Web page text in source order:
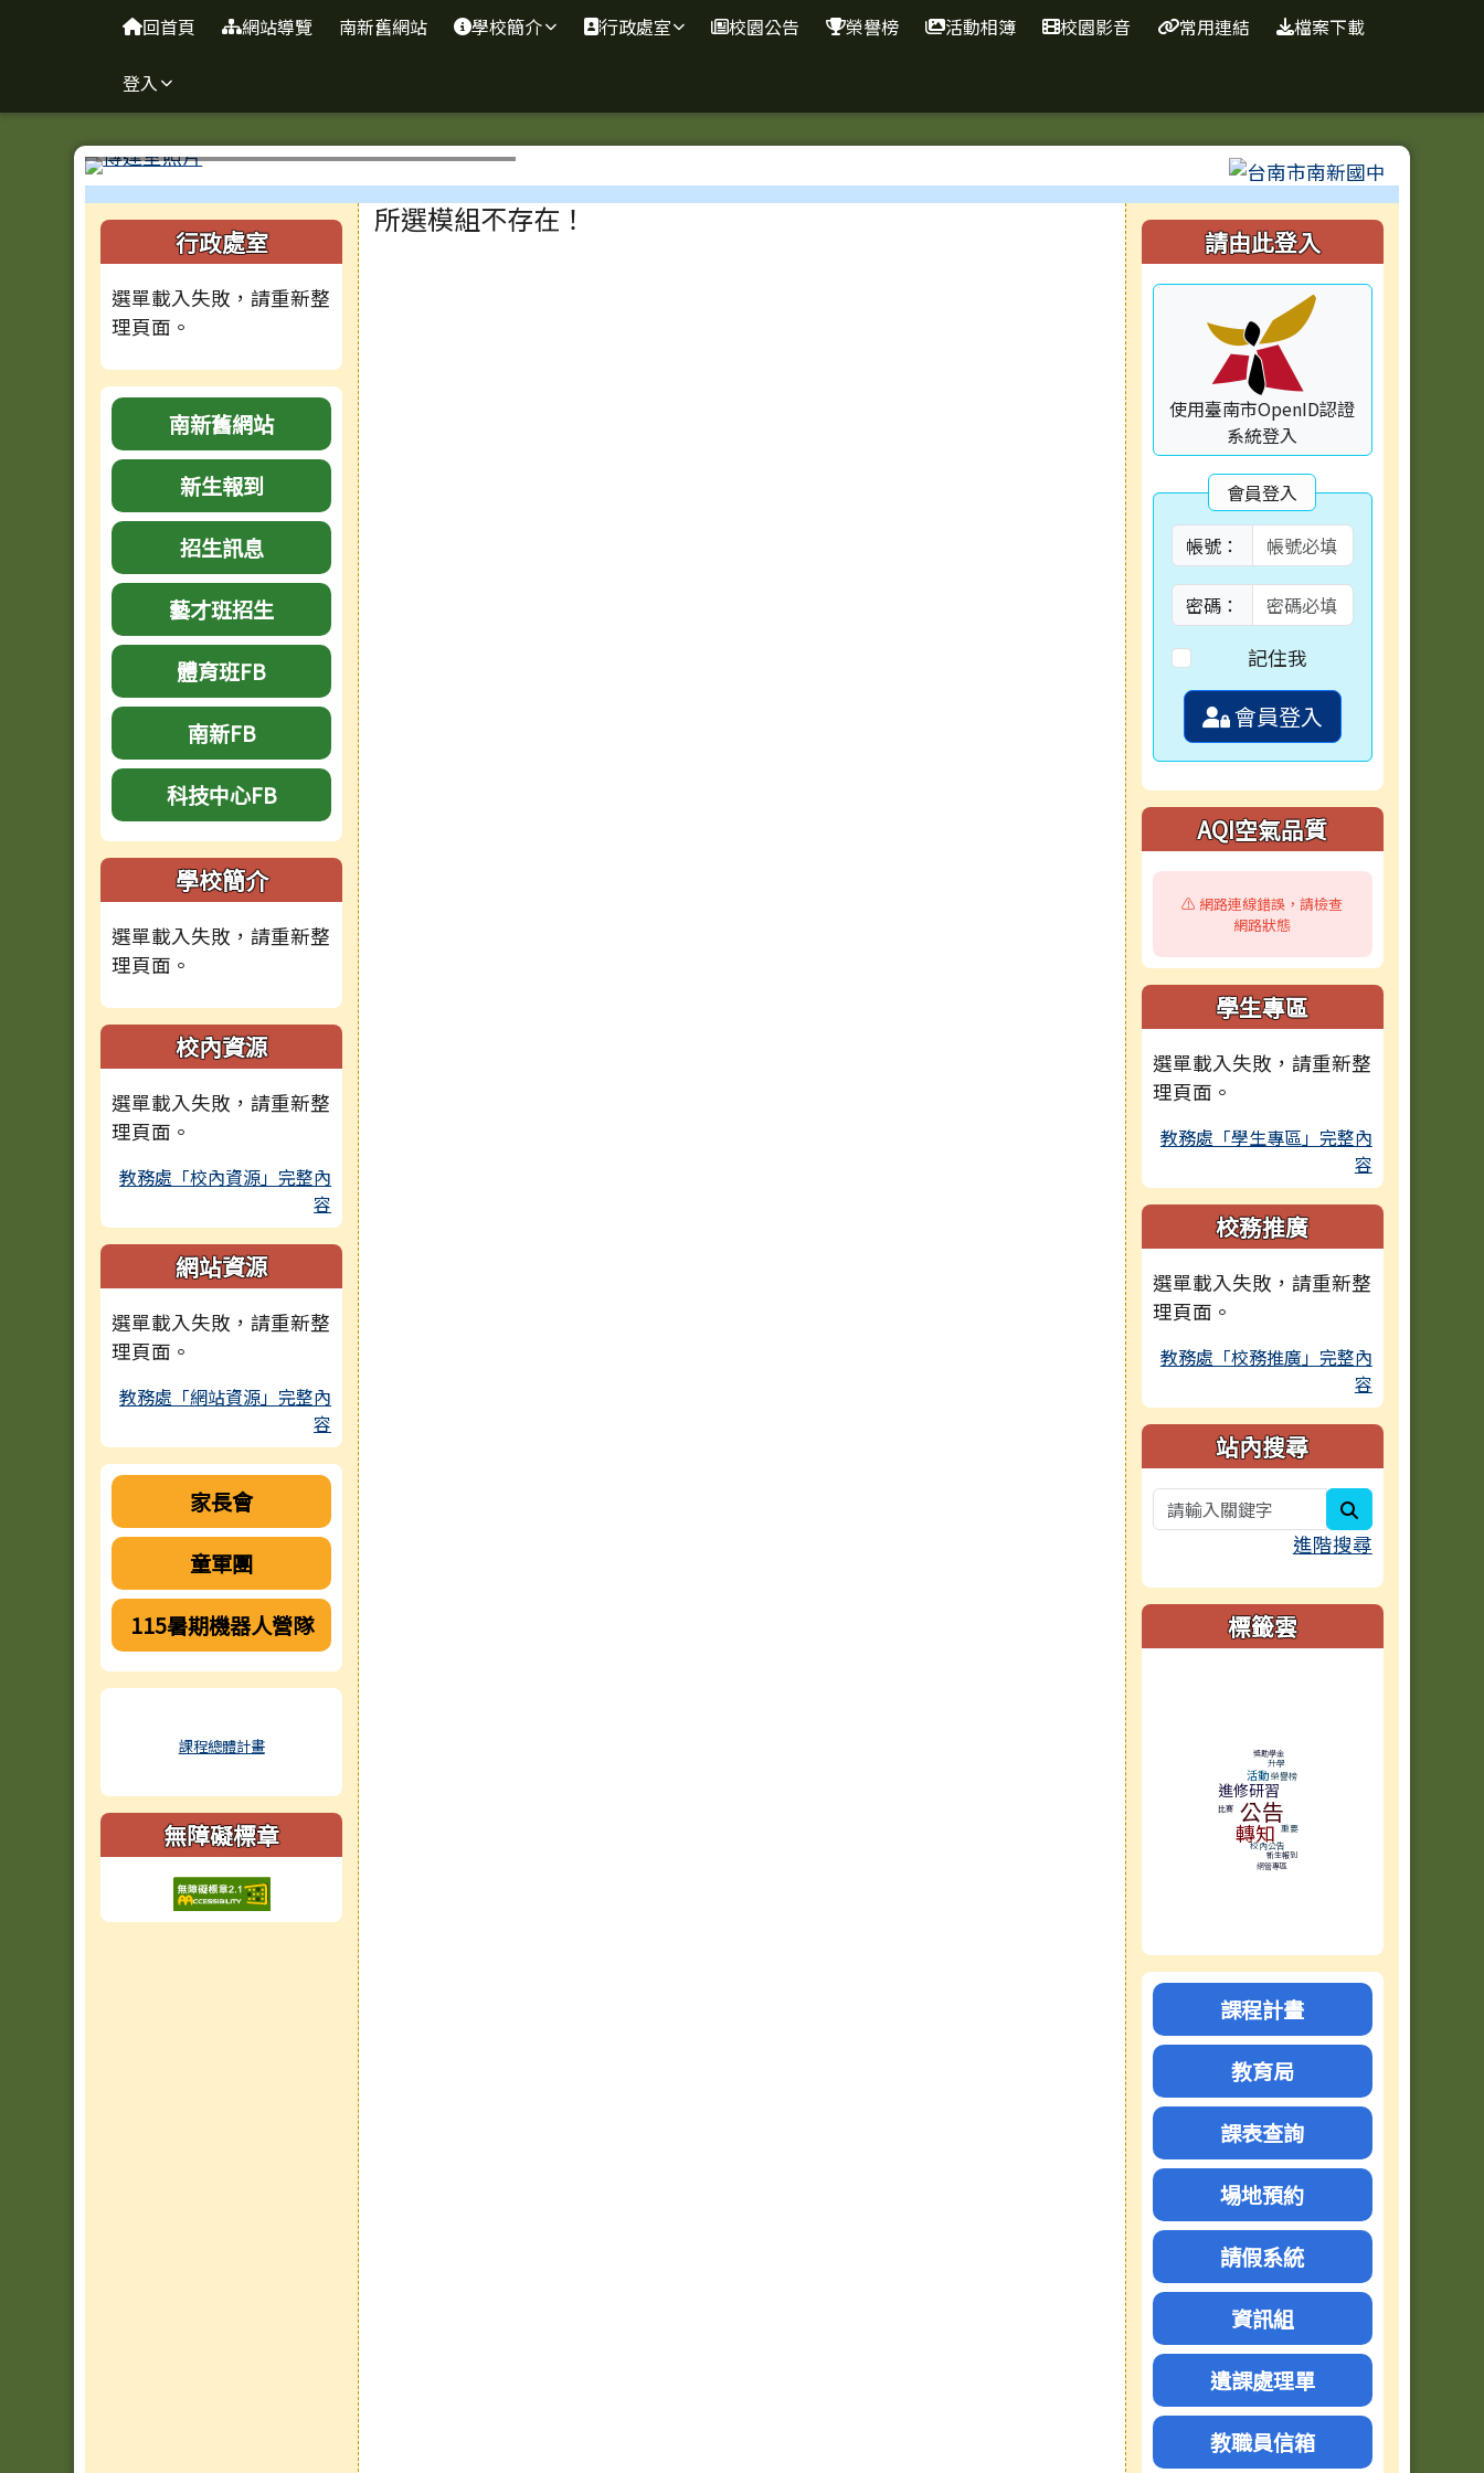
台南市南新國中
回首頁 網站導覽 南新舊網站 學校簡介 行政處室 校園公告 榮譽榜 活動相簿 校園影音 常用連結 檔案下載
登入
⏸
工具列
左邊區域內容
行政處室
選單載入失敗，請重新整
理頁面。
南新舊網站
新生報到
招生訊息
藝才班招生
體育班FB
南新FB
科技中心FB
學校簡介
選單載入失敗，請重新整
理頁面。
校內資源
選單載入失敗，請重新整
理頁面。
教務處「校內資源」完整內
容
網站資源
選單載入失敗，請重新整
理頁面。
教務處「網站資源」完整內
容
家長會
童軍團
115暑期機器人營隊
課程總體計畫
無障礙標章
主內容區域
所選模組不存在！ 右邊區域內容
請由此登入
使用臺南市OpenID認證
系統登入
會員登入
帳號：
密碼：
記住我
會員登入
AQI空氣品質
⚠️ 網路連線錯誤，請檢查
網路狀態
學生專區
選單載入失敗，請重新整
理頁面。
教務處「學生專區」完整內
容
校務推廣
選單載入失敗，請重新整
理頁面。
教務處「校務推廣」完整內
容
站內搜尋
進階搜尋
標籤雲
進修研習
活動
獎助學金
升學
榮譽榜
比賽 公告
轉知
校內公告
重要
網管專區
新生報到
課程計畫
教育局
課表查詢
場地預約
請假系統
資訊組
遺課處理單
教職員信箱
頁尾區域